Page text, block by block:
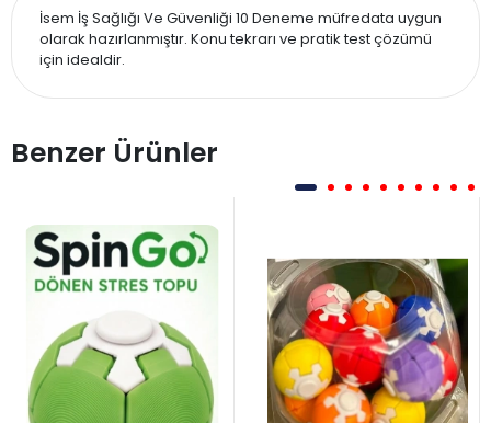
İsem İş Sağlığı Ve Güvenliği 10 Deneme müfredata uygun
olarak hazırlanmıştır. Konu tekrarı ve pratik test çözümü
için idealdir.
Benzer Ürünler